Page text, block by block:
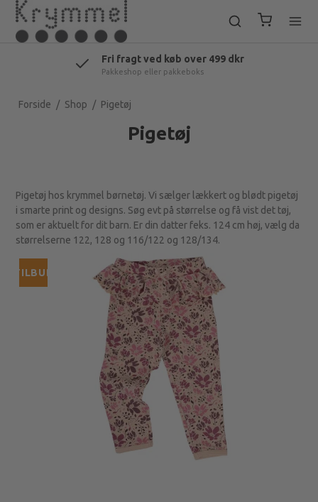
Fri fragt ved køb over 499 dkr
Pakkeshop eller pakkeboks
Forside / Shop / Pigetøj
Pigetøj
Pigetøj hos krymmel børnetøj. Vi sælger lækkert og blødt pigetøj
i smarte print og designs. Søg evt på størrelse og få vist det tøj,
som er aktuelt for dit barn. Er din datter feks. 124 cm høj, vælg da
størrelserne 122, 128 og 116/122 og 128/134.
TILBUD